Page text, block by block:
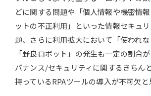
どに関する問題や「個人情報や機密情
ットの不正利用」といった情報セキュ
題、さらに利用拡大において「使われな
「野良ロボット」の発生も一定の割合
バナンス/セキュリティに関するきちん
持っているRPAツールの導入が不可欠と